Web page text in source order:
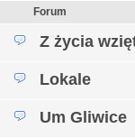
Forum
Z życia
Lokale
Um Gliwice